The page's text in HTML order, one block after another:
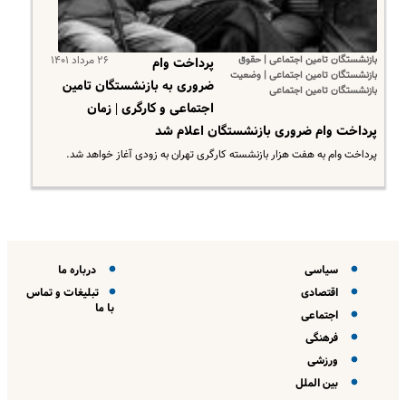
بازنشستگان تامین اجتماعی | حقوق
بازنشستگان تامین اجتماعی | وضعیت
بازنشستگان تامین اجتماعی
۲۶ مرداد ۱۴۰۱
پرداخت وام
ضروری به بازنشستگان تامین
اجتماعی و کارگری | زمان
پرداخت وام ضروری بازنشستگان اعلام شد
پرداخت وام به هفت هزار بازنشسته کارگری تهران به زودی آغاز خواهد شد.
سیاسی
اقتصادی
اجتماعی
فرهنگی
ورزشی
بین الملل
درباره ما
تبلیغات و تماس
با ما